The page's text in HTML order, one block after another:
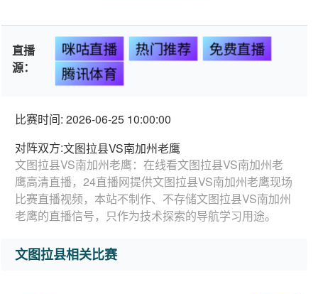
直播
源：
咪咕直播 热门推荐
免费直播
腾讯体育
比赛时间: 2026-06-25 10:00:00
对阵双方:文图拉县VS南加州老鹰
文图拉县VS南加州老鹰：在线看文图拉县VS南加州老
鹰高清直播，24直播网提供文图拉县VS南加州老鹰现场
比赛直播视频，本站不制作、不存储文图拉县VS南加州
老鹰的直播信号，只作为技术探索的导航学习用途。
文图拉县相关比赛